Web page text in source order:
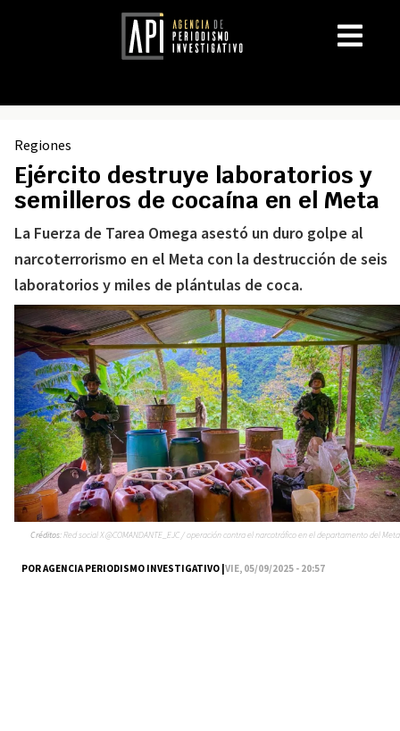
Regiones
Ejército destruye laboratorios y
semilleros de cocaína en el Meta
La Fuerza de Tarea Omega asestó un duro golpe al
narcoterrorismo en el Meta con la destrucción de seis
laboratorios y miles de plántulas de coca.
POR AGENCIA PERIODISMO INVESTIGATIVO |VIE, 05/09/2025 - 20:57
Créditos:Red social X @COMANDANTE_EJC / operación contra el narcotráfico en el departamento del Meta